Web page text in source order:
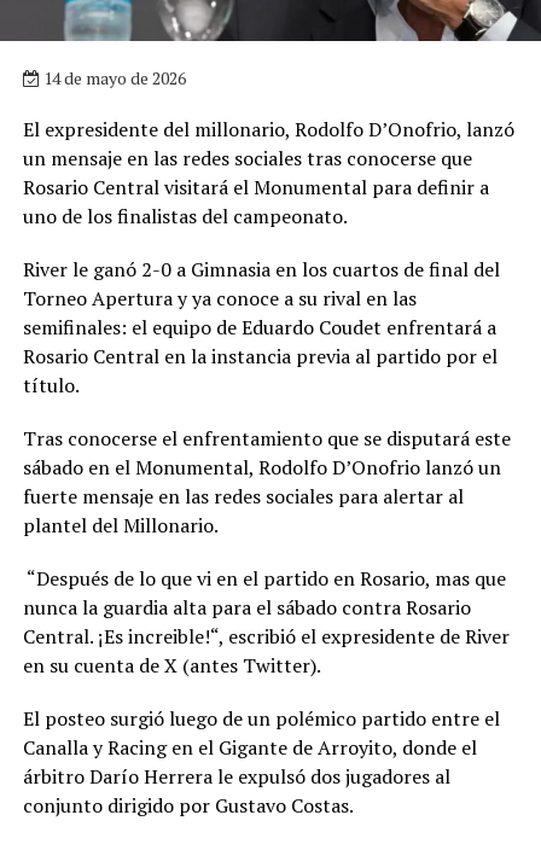
14 de mayo de 2026
El expresidente del millonario, Rodolfo D’Onofrio, lanzó
un mensaje en las redes sociales tras conocerse que
Rosario Central visitará el Monumental para definir a
uno de los finalistas del campeonato.
River le ganó 2-0 a Gimnasia en los cuartos de final del
Torneo Apertura y ya conoce a su rival en las
semifinales: el equipo de Eduardo Coudet enfrentará a
Rosario Central en la instancia previa al partido por el
título.
Tras conocerse el enfrentamiento que se disputará este
sábado en el Monumental, Rodolfo D’Onofrio lanzó un
fuerte mensaje en las redes sociales para alertar al
plantel del Millonario.
“Después de lo que vi en el partido en Rosario, mas que
nunca la guardia alta para el sábado contra Rosario
Central. ¡Es increible!“, escribió el expresidente de River
en su cuenta de X (antes Twitter).
El posteo surgió luego de un polémico partido entre el
Canalla y Racing en el Gigante de Arroyito, donde el
árbitro Darío Herrera le expulsó dos jugadores al
conjunto dirigido por Gustavo Costas.